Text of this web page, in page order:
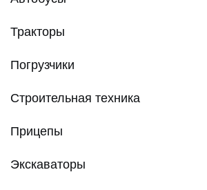
Тракторы
Погрузчики
Строительная техника
Прицепы
Экскаваторы